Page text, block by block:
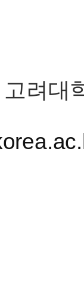
려대